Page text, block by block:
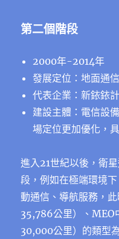
第二個階段
2000年-2014年
發展定位：地面通
代表企業：新銥銥
建設主體：電信設
場定位更加優化，
進入21世紀以後，衛
段，例如在極端環境
動通信、導航服務，
35,786公里）、MEO
30,000公里）的類型